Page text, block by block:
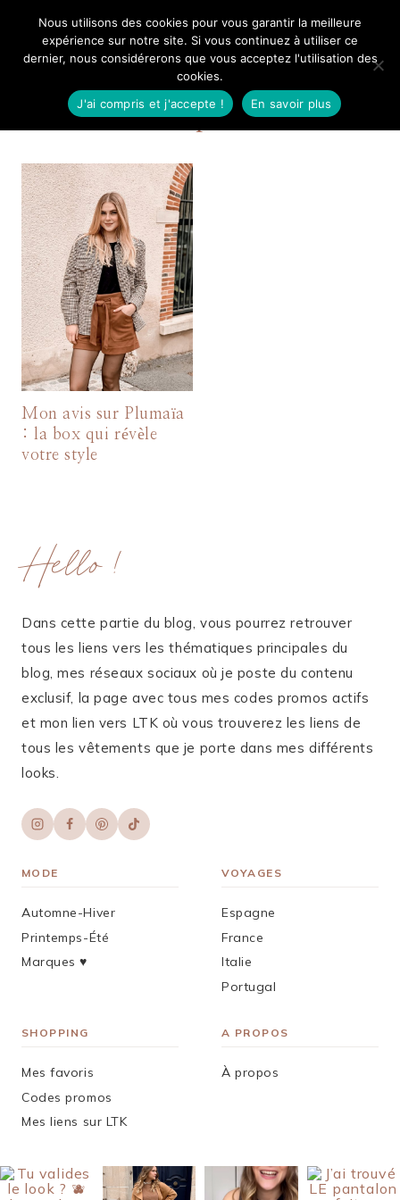
contenuMangue Poudrée
Code promo
Mon avis sur Plumaïa
: la box qui révèle
votre style
Hello !
Dans cette partie du blog, vous pourrez retrouver
tous les liens vers les thématiques principales du
blog, mes réseaux sociaux où je poste du contenu
exclusif, la page avec tous mes codes promos actifs
et mon lien vers LTK où vous trouverez les liens de
tous les vêtements que je porte dans mes différents
looks.
MODE
Automne-Hiver
Printemps-Été
Marques ♥︎
VOYAGES
Espagne
France
Italie
Portugal
SHOPPING
Mes favoris
Codes promos
Mes liens sur LTK
A PROPOS
À propos
Nous utilisons des cookies pour vous garantir la meilleure
expérience sur notre site. Si vous continuez à utiliser ce
dernier, nous considérerons que vous acceptez l'utilisation des
cookies.
J'ai compris et j'accepte !
En savoir plus